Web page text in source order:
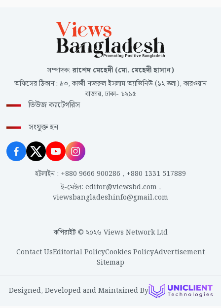
সম্পাদক:রাশেদ মেহেদী (মো. মেহেদী হাসান)
অফিসের ঠিকানা: ৯৩, কাজী নজরুল ইসলাম অ্যাভিনিউ (১২ তলা), কারওয়ান
বাজার, ঢাকা- ১২১৫
ভিউজ ক্যাটেগরিস
সংযুক্ত হন
হটলাইন : +880 9666 900286 , +880 1331 517889
ই-মেইল: editor@viewsbd.com,
viewsbangladeshinfo@gmail.com
কপিরাইট © ২০২৬ Views Network Ltd
Contact UsEditorial PolicyCookies PolicyAdvertisement
Sitemap
Designed, Developed and Maintained By